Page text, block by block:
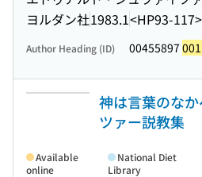
ヨルダン社1983.1<HP93-117>
Author Heading (ID) 00455897
神は言葉のな
ツァー説教集
Available
online
National Diet
Library